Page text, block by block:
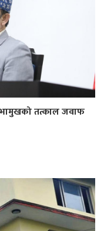
तत्काल जवाफ